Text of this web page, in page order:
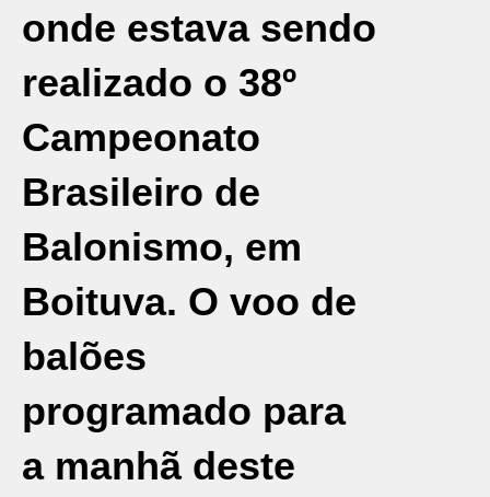
onde estava sendo
realizado o 38º
Campeonato
Brasileiro de
Balonismo, em
Boituva. O voo de
balões
programado para
a manhã deste